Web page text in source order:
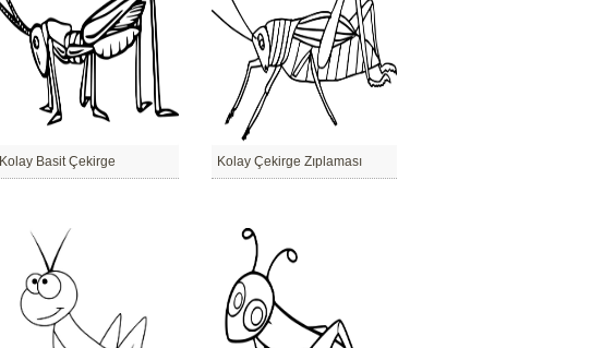
Kolay Basit Çekirge Kolay Çekirge Zıplaması